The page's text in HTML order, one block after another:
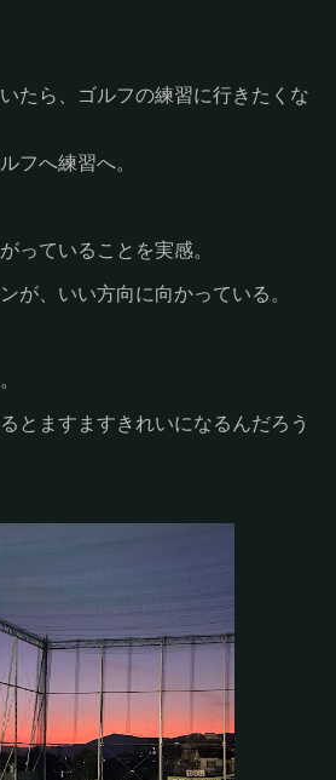
たら、ゴルフの練習に行きたくな
フへ練習へ。
っていることを実感。
が、いい方向に向かっている。
とますますきれいになるんだろう